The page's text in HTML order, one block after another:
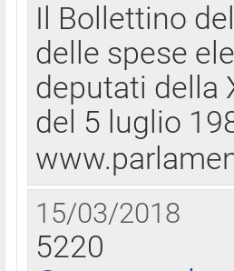
Il Bollettino
delle spese
deputati della
del 5 luglio
15/03/2018
5220